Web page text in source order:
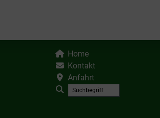
Home
Kontakt
Anfahrt